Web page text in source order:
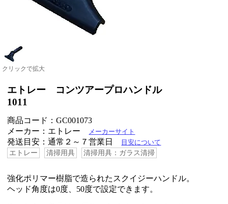
クリックで拡大
エトレー コンツアープロハンドル
1011
商品コード：GC001073
メーカー：エトレー
メーカーサイト
発送目安：通常２～７営業日 目安について
エトレー 清掃用具 清掃用具：ガラス清掃
強化ポリマー樹脂で造られたスクイジーハンドル。
ヘッド角度は0度、50度で設定できます。